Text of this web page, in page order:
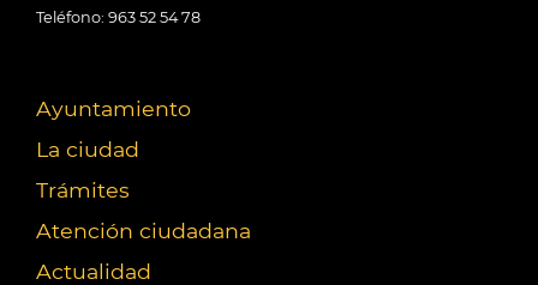
Teléfono: 963 52 54 78
Ayuntamiento
La ciudad
Trámites
Atención ciudadana
Actualidad